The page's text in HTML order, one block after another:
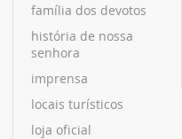
família dos devotos
história de nossa
senhora
imprensa
locais turísticos
loja oficial